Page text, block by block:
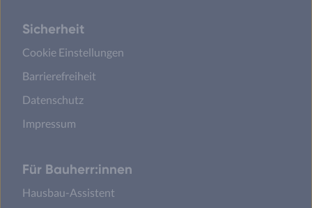
Sicherheit
Cookie Einstellungen
Barrierefreiheit
Datenschutz
Impressum
Für Bauherr:innen
Hausbau-Assistent